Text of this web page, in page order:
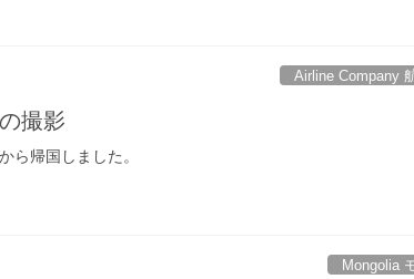
Airline Company
撮影
ら帰国しました。
Mongolia